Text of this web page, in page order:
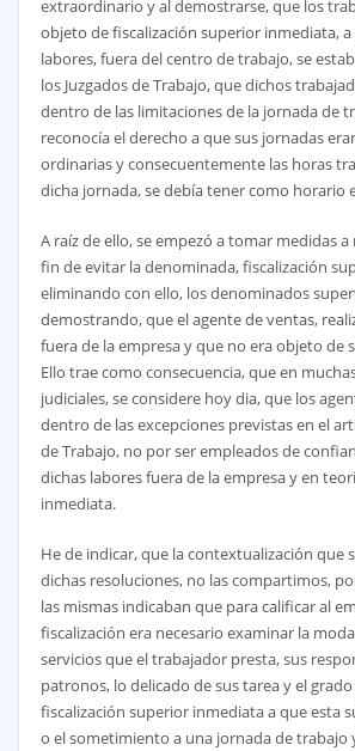
extraordinario y al demostrarse, que los
objeto de fiscalización superior inmediata, a
labores, fuera del centro de trabajo, se
los Juzgados de Trabajo, que dichos
dentro de las limitaciones de la jornada de
reconocía el derecho a que sus jornadas
ordinarias y consecuentemente las horas
dicha jornada, se debía tener como horario
A raíz de ello, se empezó a tomar medidas
fin de evitar la denominada, fiscalización
eliminando con ello, los denominados
demostrando, que el agente de ventas,
fuera de la empresa y que no era objeto de
Ello trae como consecuencia, que en
judiciales, se considere hoy dia, que los
dentro de las excepciones previstas en el
de Trabajo, no por ser empleados de
dichas labores fuera de la empresa y en
inmediata.
He de indicar, que la contextualización que
dichas resoluciones, no las compartimos,
las mismas indicaban que para calificar al
fiscalización era necesario examinar la
servicios que el trabajador presta, sus
patronos, lo delicado de sus tarea y el
fiscalización superior inmediata a que esta
o el sometimiento a una jornada de trabajo